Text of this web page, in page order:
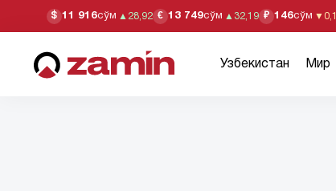
$ 11 916сўм ▲ 28,92 € 13 749сўм ▲ 32,19 ₽ 146сўм ▼
Узбекистан Мир